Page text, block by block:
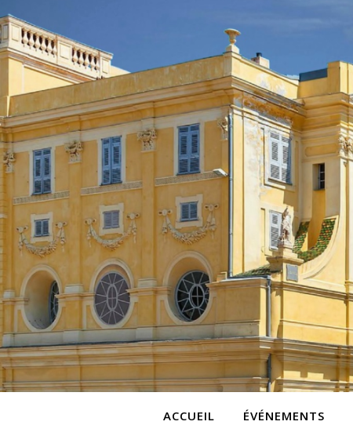
ACCUEIL ÉVÉNEMENTS